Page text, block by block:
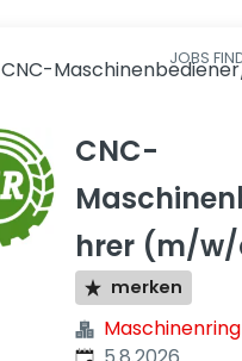
JOBS
CNC-
CNC-
hrer (m/
merken